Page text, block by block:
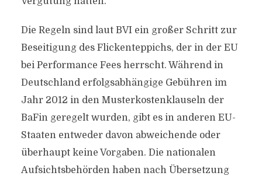
Die Regeln sind laut BVI ein großer Schritt zur
Beseitigung des Flickenteppichs, der in der EU
bei Performance Fees herrscht. Während in
Deutschland erfolgsabhängige Gebühren im
Jahr 2012 in den Musterkostenklauseln der
BaFin geregelt wurden, gibt es in anderen EU-
Staaten entweder davon abweichende oder
überhaupt keine Vorgaben. Die nationalen
Aufsichtsbehörden haben nach Übersetzung